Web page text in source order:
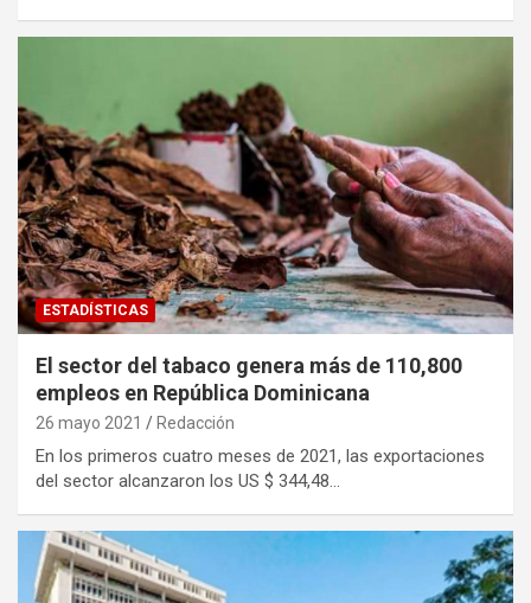
ESTADÍSTICAS
El sector del tabaco genera más de 110,800
empleos en República Dominicana
26 mayo 2021 Redacción
En los primeros cuatro meses de 2021, las exportaciones
del sector alcanzaron los US $ 344,48…